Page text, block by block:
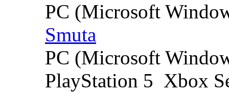
PC (Microsoft
Smuta
PC (Microsoft
PlayStation 5 Xbox